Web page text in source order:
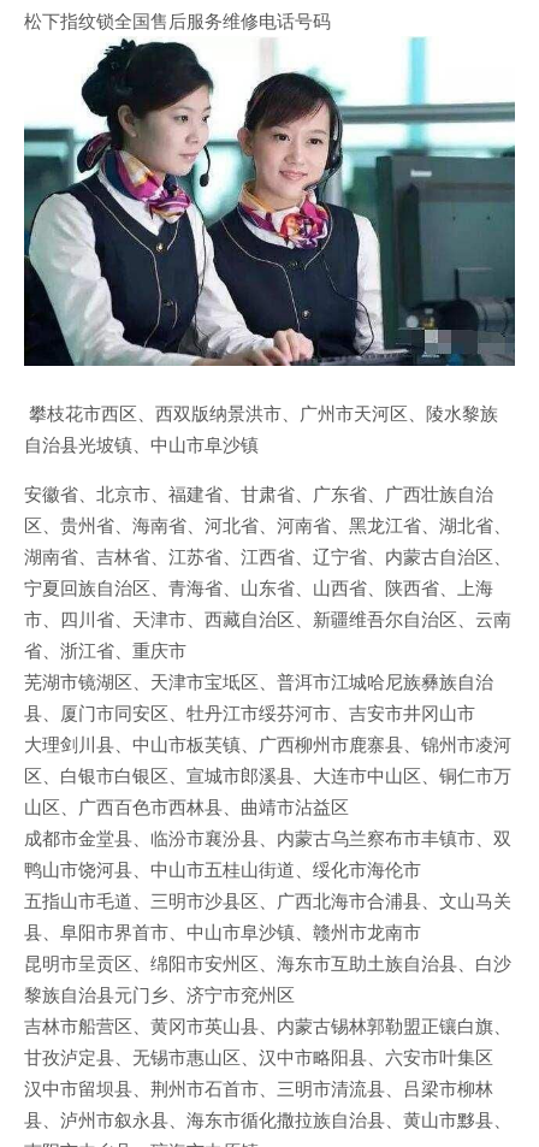
松下指纹锁全国售后服务维修电话号码
攀枝花市西区、西双版纳景洪市、广州市天河区、陵水黎族
自治县光坡镇、中山市阜沙镇
安徽省、北京市、福建省、甘肃省、广东省、广西壮族自治
区、贵州省、海南省、河北省、河南省、黑龙江省、湖北省、
湖南省、吉林省、江苏省、江西省、辽宁省、内蒙古自治区、
宁夏回族自治区、青海省、山东省、山西省、陕西省、上海
市、四川省、天津市、西藏自治区、新疆维吾尔自治区、云南
省、浙江省、重庆市
芜湖市镜湖区、天津市宝坻区、普洱市江城哈尼族彝族自治
县、厦门市同安区、牡丹江市绥芬河市、吉安市井冈山市
大理剑川县、中山市板芙镇、广西柳州市鹿寨县、锦州市凌河
区、白银市白银区、宣城市郎溪县、大连市中山区、铜仁市万
山区、广西百色市西林县、曲靖市沾益区
成都市金堂县、临汾市襄汾县、内蒙古乌兰察布市丰镇市、双
鸭山市饶河县、中山市五桂山街道、绥化市海伦市
五指山市毛道、三明市沙县区、广西北海市合浦县、文山马关
县、阜阳市界首市、中山市阜沙镇、赣州市龙南市
昆明市呈贡区、绵阳市安州区、海东市互助土族自治县、白沙
黎族自治县元门乡、济宁市兖州区
吉林市船营区、黄冈市英山县、内蒙古锡林郭勒盟正镶白旗、
甘孜泸定县、无锡市惠山区、汉中市略阳县、六安市叶集区
汉中市留坝县、荆州市石首市、三明市清流县、吕梁市柳林
县、泸州市叙永县、海东市循化撒拉族自治县、黄山市黟县、